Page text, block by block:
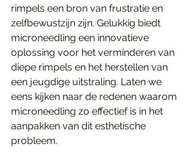
rimpels een bron van frustratie en
zelfbewustzijn zijn. Gelukkig biedt
microneedling een innovatieve
oplossing voor het verminderen van
diepe rimpels en het herstellen van
een jeugdige uitstraling. Laten we
eens kijken naar de redenen waarom
microneedling zo effectief is in het
aanpakken van dit esthetische
probleem.